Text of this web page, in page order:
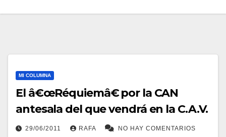
MI COLUMNA
El â€œRéquiemâ€ por la CAN
antesala del que vendrá en la C.A.V.
29/06/2011 RAFA NO HAY COMENTARIOS